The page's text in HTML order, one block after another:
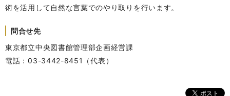
術を活用して自然な言葉でのやり取りを行います。
問合せ先
東京都立中央図書館管理部企画経営課
電話：03-3442-8451（代表）